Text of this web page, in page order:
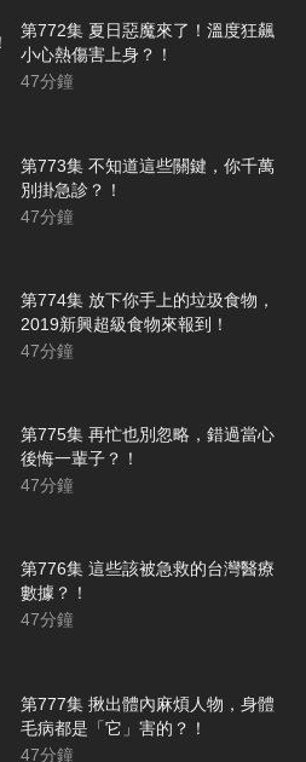
第772集 夏日惡魔來了！溫度狂飆
小心熱傷害上身？！
47分鐘
第773集 不知道這些關鍵，你千萬
別掛急診？！
47分鐘
第774集 放下你手上的垃圾食物，
2019新興超級食物來報到！
47分鐘
第775集 再忙也別忽略，錯過當心
後悔一輩子？！
47分鐘
第776集 這些該被急救的台灣醫療
數據？！
47分鐘
第777集 揪出體內麻煩人物，身體
毛病都是「它」害的？！
47分鐘